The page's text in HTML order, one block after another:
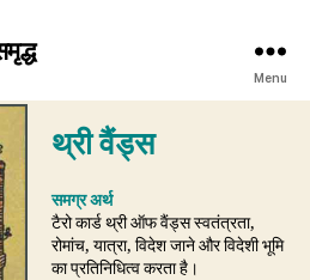
Menu
थ्री वैंड्स
समग्र अर्थ
टैरो कार्ड थ्री ऑफ वैंड्स स्वतंत्रता,
रोमांच, यात्रा, विदेश जाने और विदेशी भूमि
का प्रतिनिधित्व करता है।